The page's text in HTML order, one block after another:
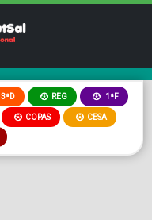
3ªD REG 1ªF
COPAS CESA